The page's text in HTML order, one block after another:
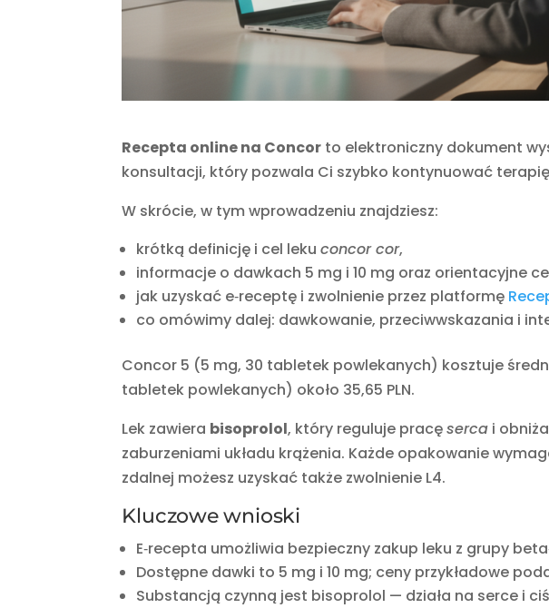
Recepta online na Concor to elektroniczny dokument
konsultacji, który pozwala Ci szybko kontynuować
W skrócie, w tym wprowadzeniu znajdziesz:
krótką definicję i cel lekuconcor cor,
informacje o dawkach 5 mg i 10 mg oraz orientacyjne
jak uzyskać e‑receptę i zwolnienie przez platformę
co omówimy dalej: dawkowanie, przeciwwskazania i
Concor 5 (5 mg, 30 tabletek powlekanych) kosztuje
tabletek powlekanych) około 35,65 PLN.
Lek zawiera bisoprolol, który reguluje pracęserca i
zaburzeniami układu krążenia. Każde opakowanie
zdalnej możesz uzyskać także zwolnienie L4.
Kluczowe wnioski
E‑recepta umożliwia bezpieczny zakup leku z grupy
Dostępne dawki to 5 mg i 10 mg; ceny przykładowe
Substancją czynną jest bisoprolol — działa na serce i